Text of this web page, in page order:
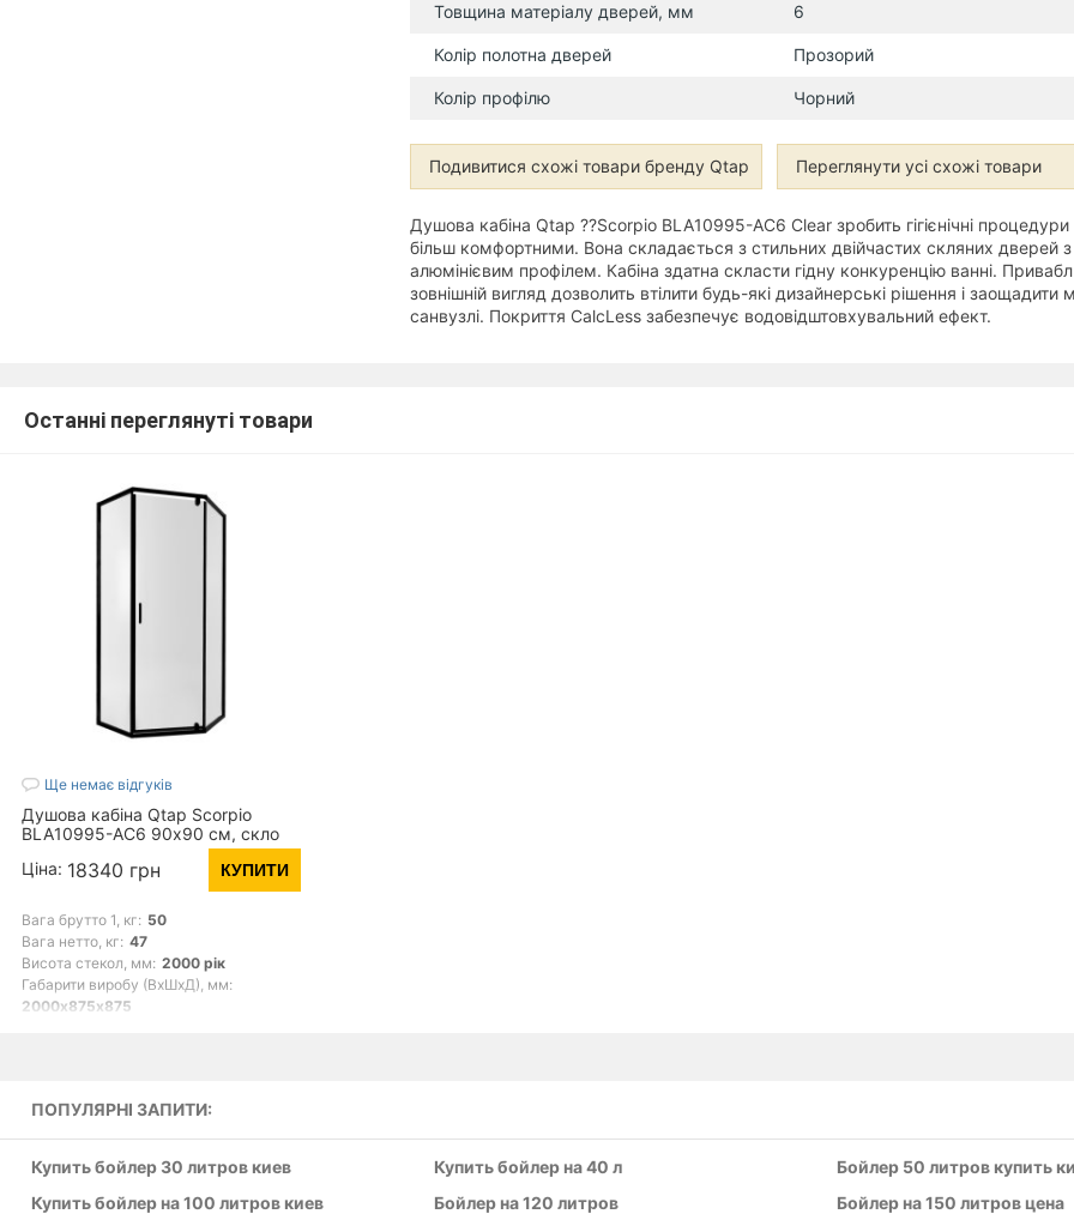
Товщина матеріалу дверей, мм 6
Колір полотна дверей Прозорий
Колір профілю Чорний
Подивитися схожі товари бренду Qtap Переглянути усі схожі товари
Душова кабіна Qtap ??Scorpio BLA10995-AC6 Clear зробить гігієнічні
більш комфортними. Вона складається з стильних двійчастих скляних дверей з
алюмінієвим профілем. Кабіна здатна скласти гідну конкуренцію ванні.
зовнішній вигляд дозволить втілити будь-які дизайнерські рішення і заощадити
санвузлі. Покриття CalcLess забезпечує водовідштовхувальний ефект.
Останні переглянуті товари
Ще немає відгуків
Душова кабіна Qtap Scorpio
BLA10995-AC6 90х90 см, скло
Clear 6 мм, CalcLess, без піддона
Ціна: 18340 грн КУПИТИ
Вага брутто 1, кг: 50
Вага нетто, кг: 47
Висота стекол, мм: 2000 рік
Габарити виробу (ВхШхД), мм:
2000х875х875
ПОПУЛЯРНІ ЗАПИТИ:
Купить бойлер 30 литров киев Купить бойлер на 40 л
Бойлер 50 литров купить
Купить бойлер на 100 литров киев
Бойлер на 120 литров
Бойлер на 150 литров цена